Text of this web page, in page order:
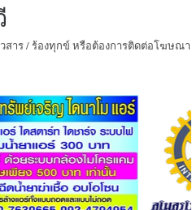
สาร / ร้องทุกข์ หรือต้องการติดต่อโฆษณา